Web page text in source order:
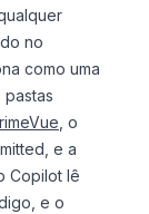
no
como uma
, o
e a
Copilot lê
e o